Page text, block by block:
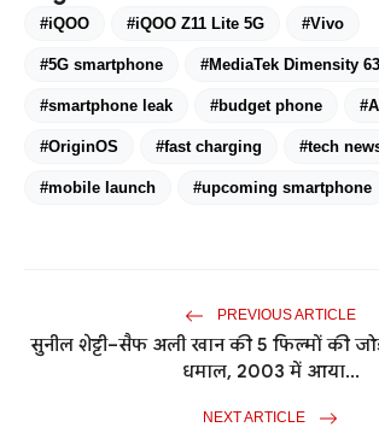
#iQOO #iQOO Z11 Lite 5G #Vivo
#5G smartphone #MediaTek Dimensity
#smartphone leak #budget phone
#OriginOS #fast charging #tech
#mobile launch #upcoming smartphone
PREVIOUS ARTICLE
सुनील शेट्टी–सैफ अली खान की 5 फिल्मों की
धमाल, 2003 में आया...
NEXT ARTICLE